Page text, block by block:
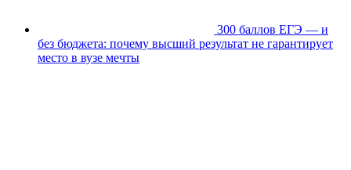
300 баллов ЕГЭ — и
без бюджета: почему высший результат не гарантирует
место в вузе мечты